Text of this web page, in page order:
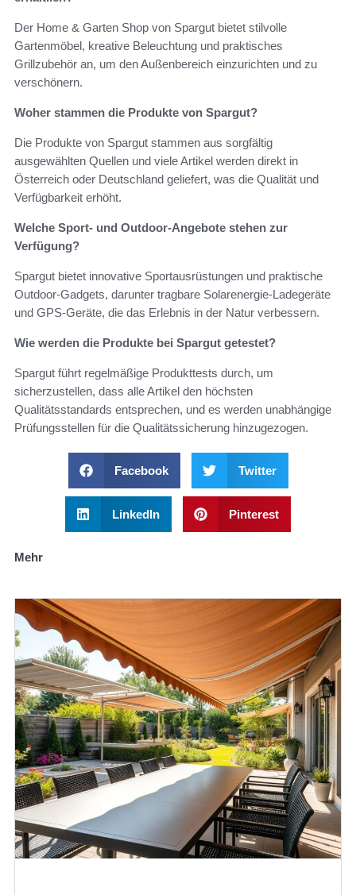
Der Home & Garten Shop von Spargut bietet stilvolle
Gartenmöbel, kreative Beleuchtung und praktisches
Grillzubehör an, um den Außenbereich einzurichten und zu
verschönern.
Woher stammen die Produkte von Spargut?
Die Produkte von Spargut stammen aus sorgfältig
ausgewählten Quellen und viele Artikel werden direkt in
Österreich oder Deutschland geliefert, was die Qualität und
Verfügbarkeit erhöht.
Welche Sport- und Outdoor-Angebote stehen zur
Verfügung?
Spargut bietet innovative Sportausrüstungen und praktische
Outdoor-Gadgets, darunter tragbare Solarenergie-Ladegeräte
und GPS-Geräte, die das Erlebnis in der Natur verbessern.
Wie werden die Produkte bei Spargut getestet?
Spargut führt regelmäßige Produkttests durch, um
sicherzustellen, dass alle Artikel den höchsten
Qualitätsstandards entsprechen, und es werden unabhängige
Prüfungsstellen für die Qualitätssicherung hinzugezogen.
Facebook Twitter
LinkedIn Pinterest
Mehr